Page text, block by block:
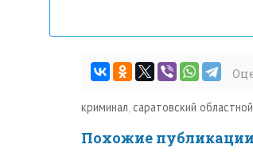
криминал, саратовский
Похожие публикации